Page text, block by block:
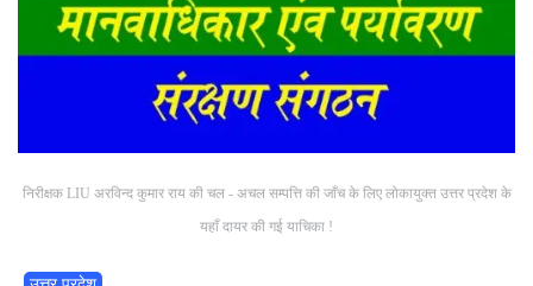
निरीक्षक LIU अरविन्द कुमार राय की चल - अचल सम्पत्ति की जाँच के लिए लोकायुक्त उत्तर प्रदेश के
यहाँ दायर की गई याचिका !